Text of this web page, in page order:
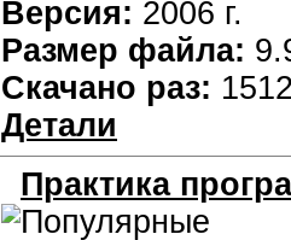
Версия: 2006 г.
Размер файла:
Скачано раз:
Детали
Практика